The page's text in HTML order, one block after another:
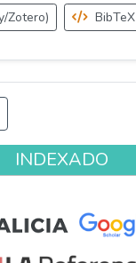
Zotero)
BibTeX
INDEXADO